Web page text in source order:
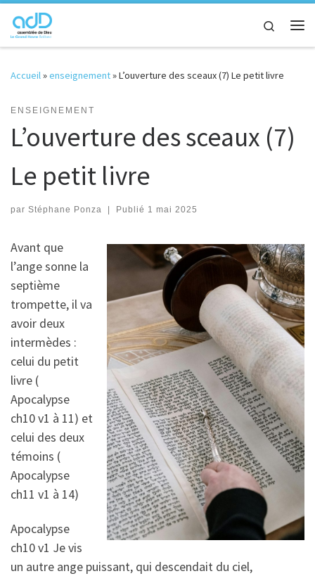
Passer au contenu
Search
Accueil»enseignement»L’ouverture des sceaux (7) Le petit livre
ENSEIGNEMENT
L’ouverture des sceaux (7)
Le petit livre
par Stéphane Ponza | Publié 1 mai 2025
Avant que
l’ange sonne la
septième
trompette, il va
avoir deux
intermèdes :
celui du petit
livre (
Apocalypse
ch10 v1 à 11) et
celui des deux
témoins (
Apocalypse
ch11 v1 à 14)
Apocalypse
ch10 v1 Je vis
un autre ange puissant, qui descendait du ciel,